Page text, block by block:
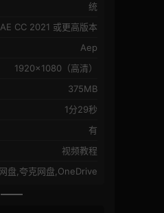
统
AE CC 2021 或更高版本
Aep
1920×1080（高清）
375MB
1分29秒
有
视频教程
盘,夸克网盘,OneDrive